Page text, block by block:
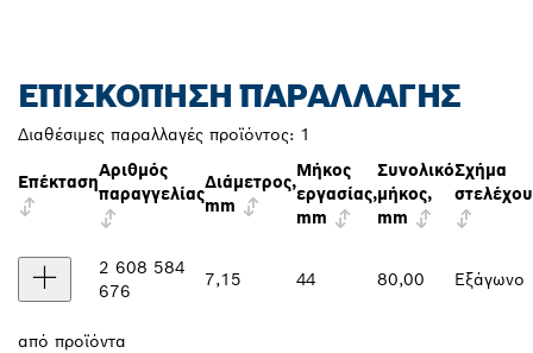
ΕΠΙΣΚΌΠΗΣΗ ΠΑΡΑΛΛΑΓΉΣ
Διαθέσιμες παραλλαγές προϊόντος: 1
Επέκταση
Αριθμός
παραγγελίας
Διάμετρος,
mm
Μήκος
εργασίας,
mm
Συνολικό
μήκος,
mm
Σχήμα
2 608 584
676
7,15 44 80,00 Εξάγωνο
από προϊόντα